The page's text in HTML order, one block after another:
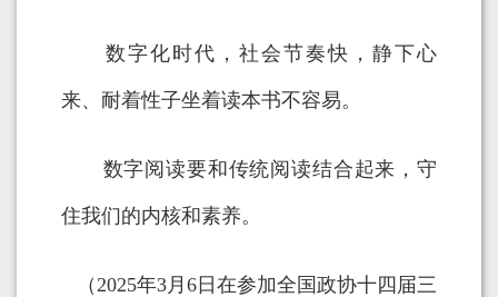
数字化时代，社会节奏快，静下心
来、耐着性子坐着读本书不容易。
数字阅读要和传统阅读结合起来，守
住我们的内核和素养。
（2025年3月6日在参加全国政协十四届三